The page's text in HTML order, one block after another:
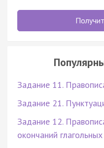
Задание 11.
Задание 21.
Задание 12.
окончаний